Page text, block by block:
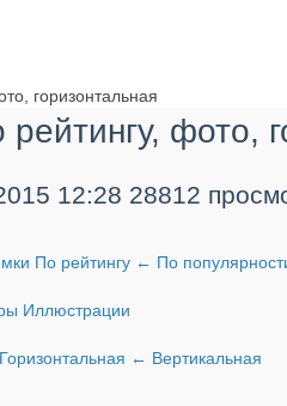
горизонтальная
фото,
12:28 28812
По рейтингу ← По
Иллюстрации
Горизонтальная ← Вертикальная